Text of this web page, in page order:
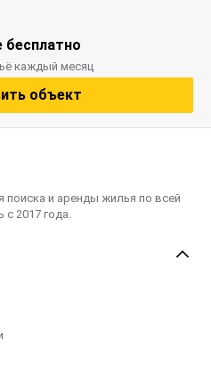
бесплатно
каждый месяц
объект
и аренды жилья по всей
с 2017 года.